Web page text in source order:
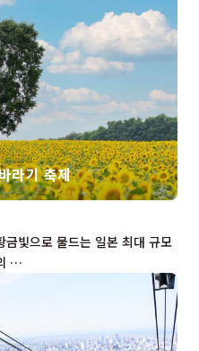
라기 축제
빛으로 물드는 일본 최대 규모
…